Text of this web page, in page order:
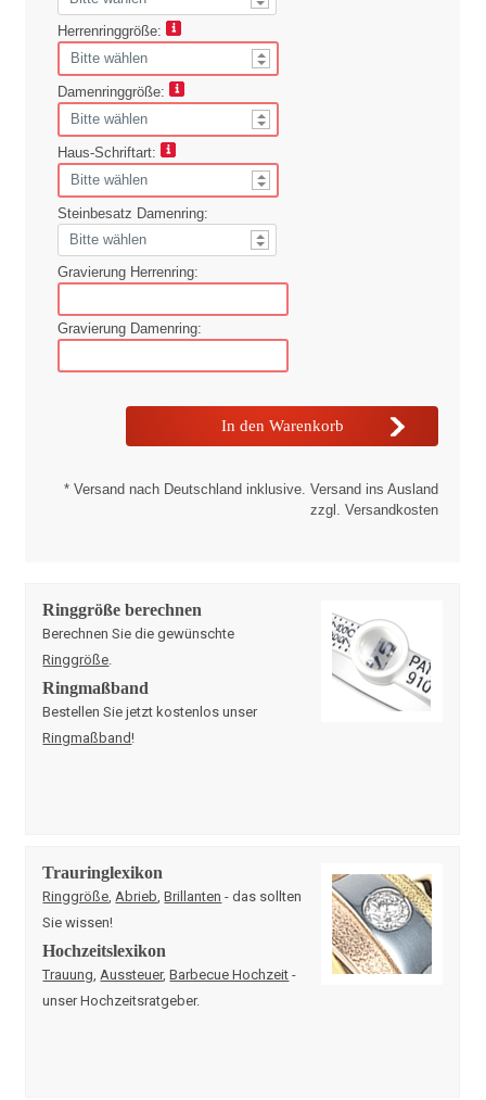
Herrenringgröße:
Damenringgröße:
Haus-Schriftart:
Steinbesatz Damenring:
Gravierung Herrenring:
Gravierung Damenring:
* Versand nach Deutschland inklusive. Versand ins Ausland
zzgl. Versandkosten
Ringgröße berechnen
Berechnen Sie die gewünschte
Ringgröße
Ringmaßband
Bestellen Sie jetzt kostenlos unser
Ringmaßband!
Trauringlexikon
Ringgröße Abrieb ,Brillanten - das sollten
Sie wissen!
Hochzeitslexikon
Trauung Aussteuer,Barbecue Hochzeit -
unser Hochzeitsratgeber.